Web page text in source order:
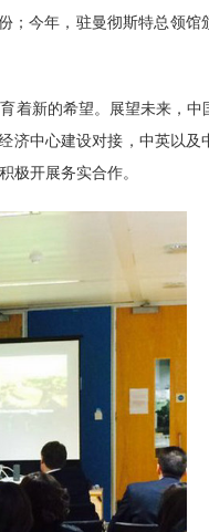
今年，驻曼彻斯特总领
新的希望。展望未来，中
济中心建设对接，中英以
极开展务实合作。